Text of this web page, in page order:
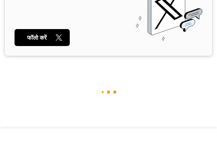
फॉलो करें